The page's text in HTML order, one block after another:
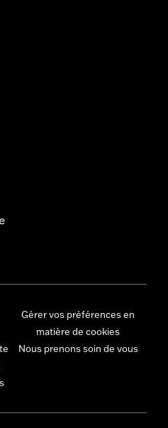
Gérer vos préférences en
matière de cookies
Nous prenons soin de vous